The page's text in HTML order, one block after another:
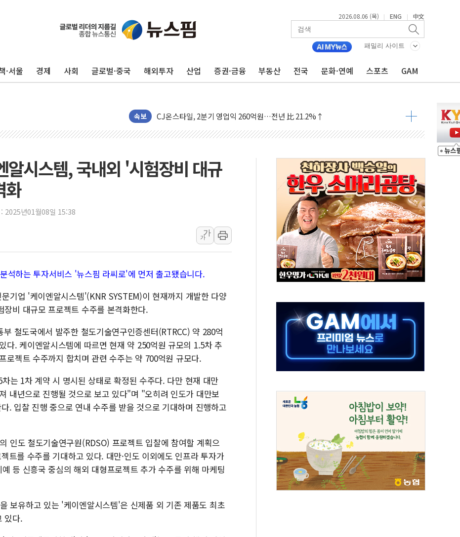
2026.08.06 (목) | ENG | 中文
패밀리 사이트
·서울 경제 사회 글로벌·중국 해외투자 산업 증권·금융 부동산 전국 문화·연예 스포츠 GAM
속보
"5.18은 북한 지령" 설교한 목사 불구속 송치
[종합] 특검, '양평' 원희룡 2차 조사…'당정대 회의' 한동훈·방기선 수사도 속도
제천 바이오밸리 공장 옥상서 불…30여분 만에 진화
개혁신당 "민주, '盧 수사' 악연으로 형사사법 틀 바꿔…국민 불안감 가중"
AI 연산은 포항, 전력 저장은 영광…지역펀드 9·10호 확정
[속보] 북, 동해상으로 미상 발사체 발사
[IPO] 니어스랩 "피지컬 AI 자율비행 기술로 글로벌 방산 시장 공략"
한패스, 월 송금 60만건 돌파
李대통령 "청소년 SNS 제한, 형평성·여론 고려해야…충분한 사회적 논의 주문"
초등학교 앞서 '쾅'…대전 중구서 시내버스 등 3중 추돌·1명 부상
중소기업계 "세제개편안 기본방향 공감...현장 목소리 반영되길"
"전월세 대책 없고 집값만 오른다"…서울시 부동산 토론회서 쏟아진 우려
배틀그라운드 모바일 월드컵 파리서 개막
청와대 "내일 부동산 점검 2차 회의"…주택 공급 방안 논의한다
케이피에프, 2분기 매출액 2136억원
국민통합위 "청년엔 기회를, 중고령층엔 안정을"…세대상생 일자리 특위 출범
레드캡투어, 2분기 영업익 16% 증가…역대 2분기 최대 실적
알시스템, 국내외 '시험장비 대규
화
2025년01월08일 15:38
가
가
석하는 투자서비스 '뉴스핌 라씨로'에 먼저 출고됐습니다.
기업 '케이엔알시스템'(KNR SYSTEM)이 현재까지 개발한 다양
비 대규모 프로젝트 수주를 본격화한다.
철도국에서 발주한 철도기술연구인증센터(RTRCC) 약 280억
다. 케이엔알시스템에 따르면 현재 약 250억원 규모의 1.5차 추
로젝트 수주까지 합치며 관련 수주는 약 700억원 규모다.
는 1차 계약 시 명시된 상태로 확정된 수주다. 다만 현재 대만
내년으로 진행될 것으로 보고 있다"며 "오히려 인도가 대만보
. 입찰 진행 중으로 연내 수주를 받을 것으로 기대하며 진행하고
인도 철도기술연구원(RDSO) 프로젝트 입찰에 참여할 계획으
트를 수주를 기대하고 있다. 대만·인도 이외에도 인프라 투자가
등 신흥국 중심의 해외 대형프로젝트 추가 수주를 위해 마케팅
보유하고 있는 '케이엔알시스템'은 신제품 외 기존 제품도 최초
있다.